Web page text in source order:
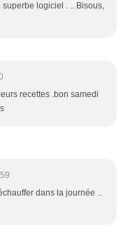
logiciel . .. Bisous,
recettes .bon samedi
dans la journée ..